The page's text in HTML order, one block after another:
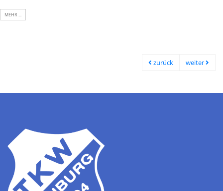
MEHR ...
zurück weiter